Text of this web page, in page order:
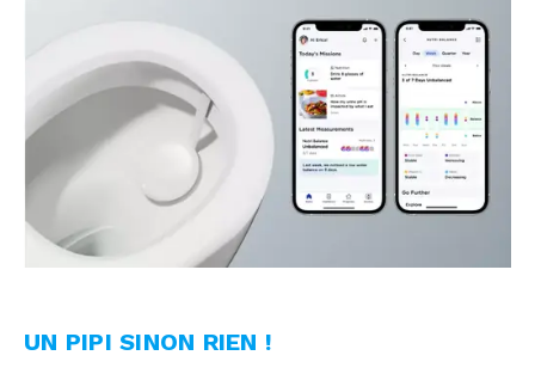
UN PIPI SINON RIEN !